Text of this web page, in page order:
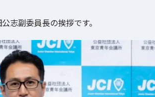
志副委員長の挨拶です。